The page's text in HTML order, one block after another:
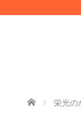
ホーム 栄光の